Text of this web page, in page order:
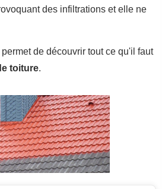
des infiltrations et elle ne
de découvrir tout ce qu'il faut
toiture.